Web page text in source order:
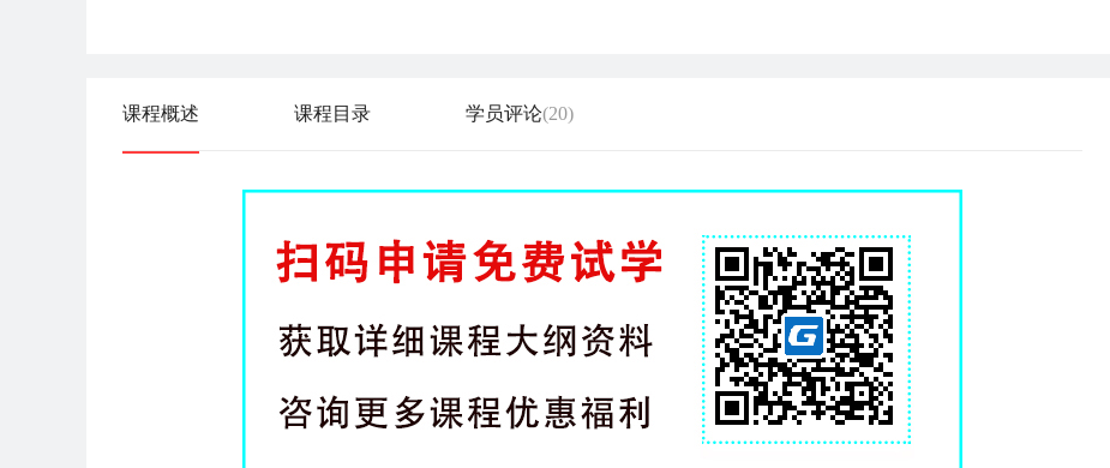
套餐7
课程概述 课程目录 学员评论(20)